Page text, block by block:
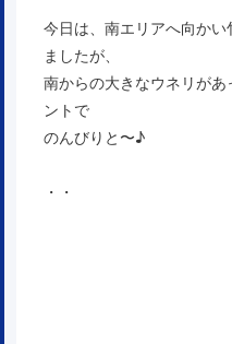
今日は、南エリアへ向か
ましたが、
南からの大きなウネリが
ントで
のんびりと〜♪
・・